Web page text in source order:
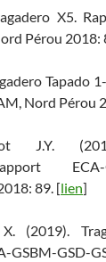
X5.
Pérou 2018:
Tapado
Nord Pérou
J.Y.
ECA-
89. [lien]
(2019).
GSD-